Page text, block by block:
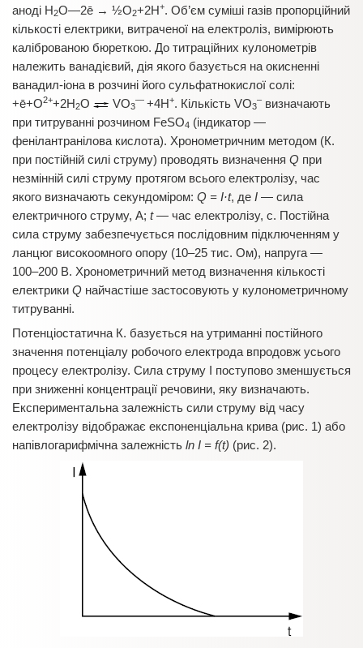
аноді Н2О—2ē → ½О2+2Н+. Об’єм суміші газів пропорційний
кількості електрики, витраченої на електроліз, вимірюють
каліброваною бюреткою. До титраційних кулонометрів
належить ванадієвий, дія якого базується на окисненні
ванадил-іона в розчині його сульфатнокислої солі:
+ē+O2++2H2O VO3
— +4H+. Кількість VO3
– визначають
при титруванні розчином FeSO4 (індикатор —
фенілантранілова кислота). Хронометричним методом (К.
при постійній силі струму) проводять визначення Q при
незмінній силі струму протягом всього електролізу, час
якого визначають секундоміром: Q = І·t, де І — сила
електричного струму, А; t— час електролізу, с. Постійна
сила струму забезпечується послідовним підключенням у
ланцюг високоомного опору (10–25 тис. Ом), напруга —
100–200 В. Хронометричний метод визначення кількості
електрики Q найчастіше застосовують у кулонометричному
титруванні.
Потенціостатична К. базується на утриманні постійного
значення потенціалу робочого електрода впродовж усього
процесу електролізу. Сила струму І поступово зменшується
при зниженні концентрації речовини, яку визначають.
Експериментальна залежність сили струму від часу
електролізу відображає експоненціальна крива (рис. 1) або
напівлогарифмічна залежність ln I = f(t) (рис. 2).